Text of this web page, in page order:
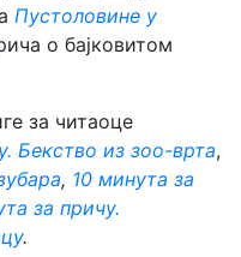
Пустоловине у
о бајковитом
за читаоце
Бекство из зоо-врта,
, 10 минута за
за причу.
.